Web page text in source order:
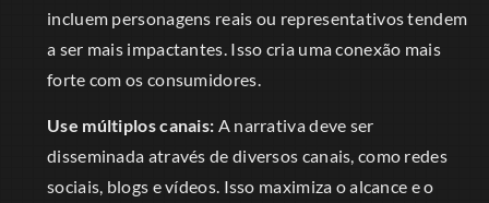
incluem personagens reais ou representativos tendem
a ser mais impactantes. Isso cria uma conexão mais
forte com os consumidores.
Use múltiplos canais: A narrativa deve ser
disseminada através de diversos canais, como redes
sociais, blogs e vídeos. Isso maximiza o alcance e o